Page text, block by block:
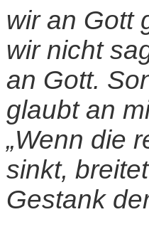
wir an Gott
wir nicht
an Gott.
glaubt an
„Wenn die
sinkt,
Gestank